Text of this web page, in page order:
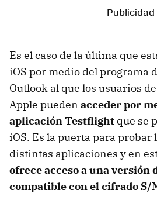
Es el caso de la última que
iOS por medio del programa
Outlook al que los usuarios
Apple pueden acceder por
aplicación Testflight que se
iOS. Es la puerta para probar
distintas aplicaciones y en
ofrece acceso a una versión
compatible con el cifrado S/